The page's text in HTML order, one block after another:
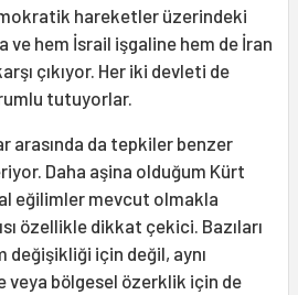
hareketler üzerindeki
ve hem İsrail işgaline hem de İran
çıkıyor. Her iki devleti de
tutuyorlar.
arasında da tepkiler benzer
Daha aşina olduğum Kürt
eğilimler mevcut olmakla
özellikle dikkat çekici. Bazıları
değişikliği için değil, aynı
veya bölgesel özerklik için de